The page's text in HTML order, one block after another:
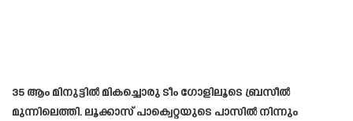
35 ആം മിനുട്ടിൽ മികച്ചൊരു ടീം ഗോളിലൂടെ ബ്രസീൽ
മുന്നിലെത്തി. ലൂക്കാസ് പാക്വെറ്റയുടെ പാസിൽ നിന്നും